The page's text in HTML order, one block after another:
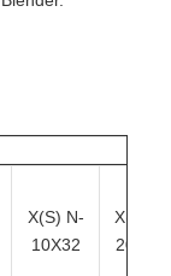
X(S) N-
10X32
X(S)N-
20X32